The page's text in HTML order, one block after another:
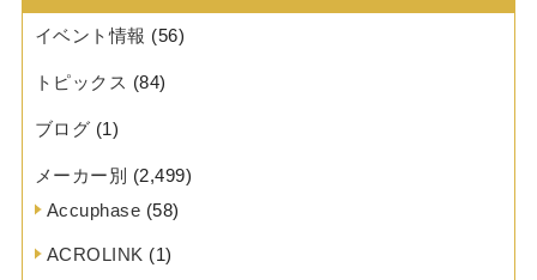
イベント情報 (56)
トピックス (84)
ブログ (1)
メーカー別 (2,499)
Accuphase (58)
ACROLINK (1)